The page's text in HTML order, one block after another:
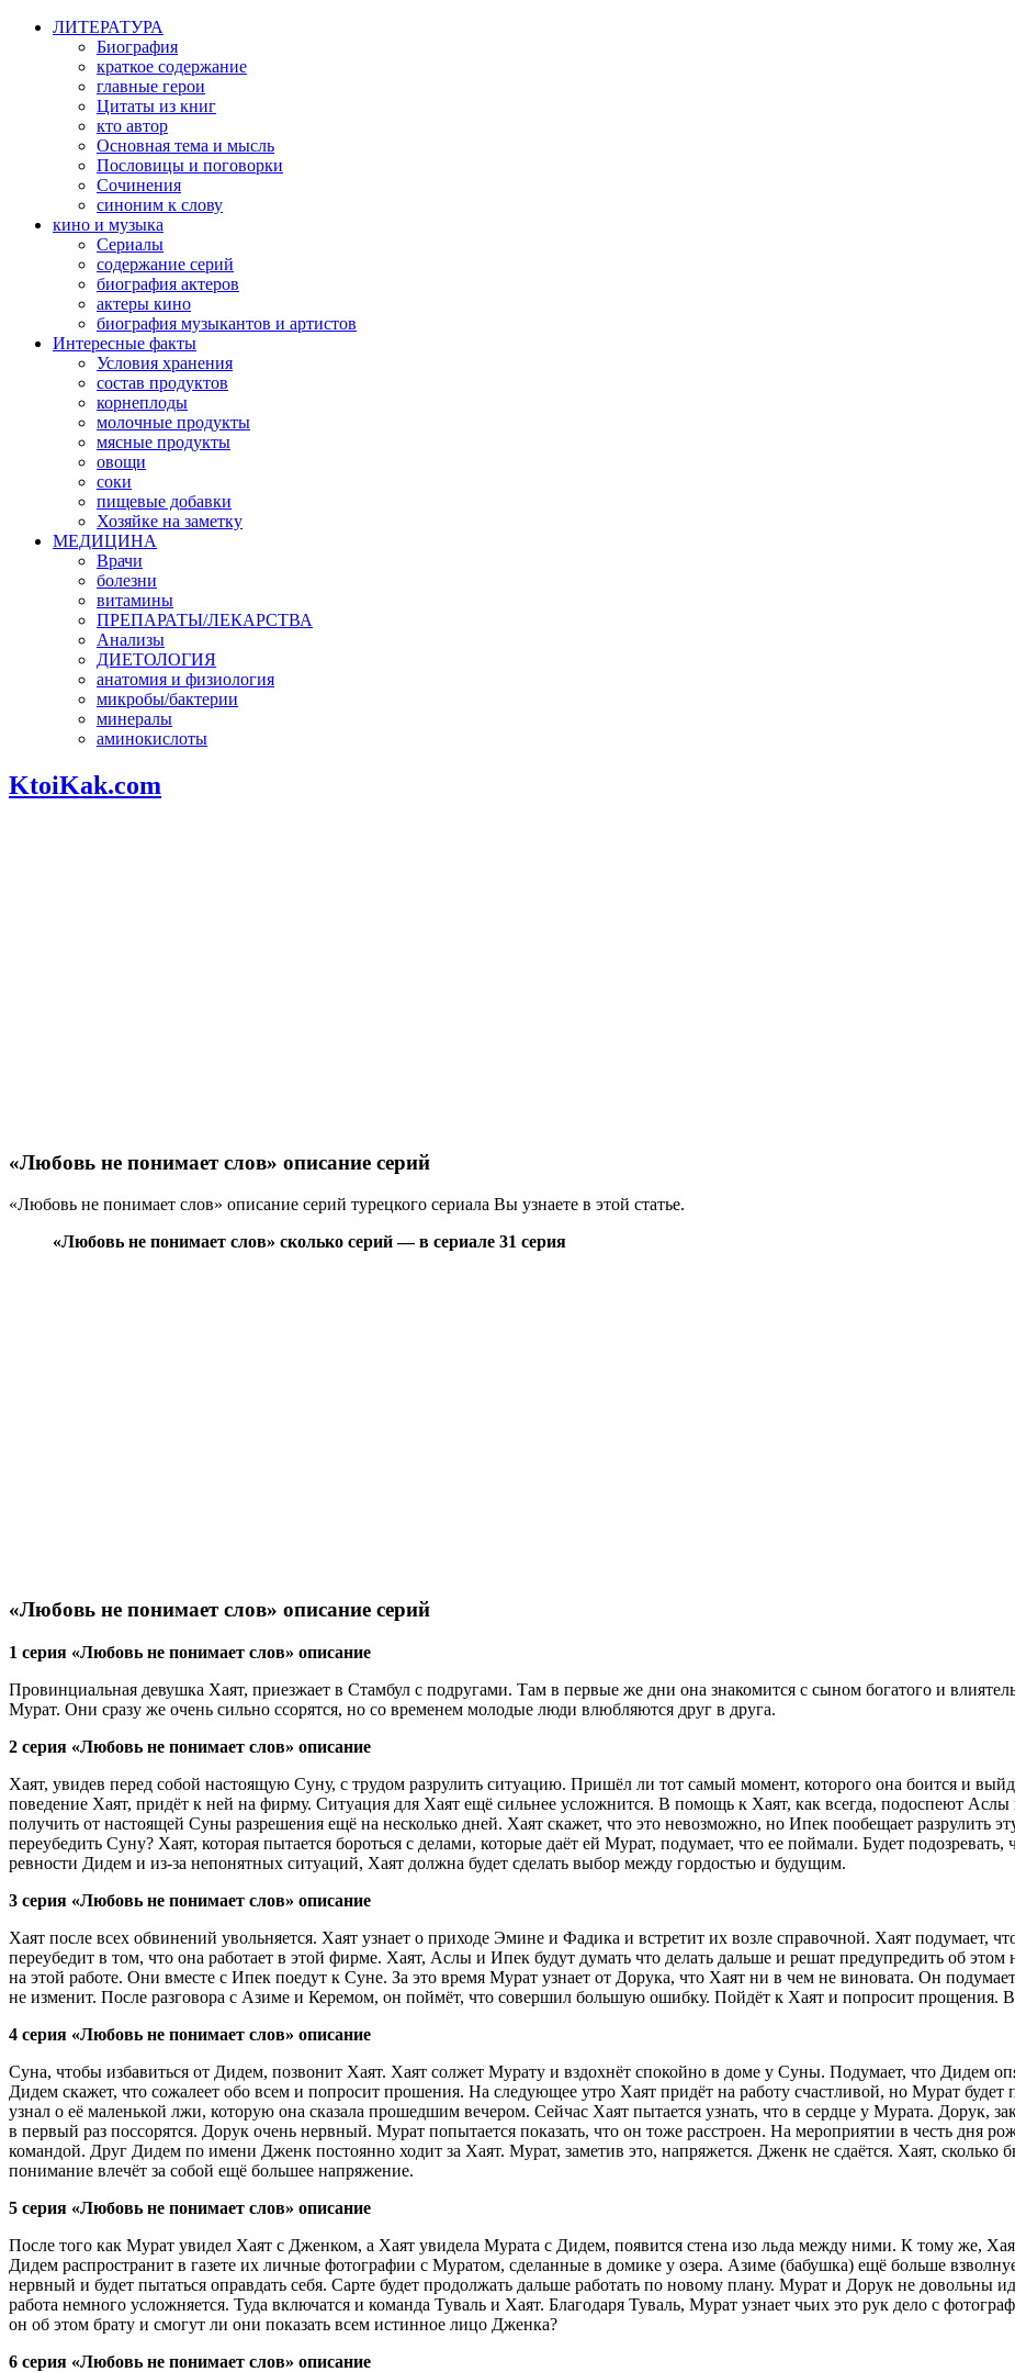
ЛИТЕРАТУРА
Биография
краткое содержание
главные герои
Цитаты из книг
кто автор
Основная тема и мысль
Пословицы и поговорки
Сочинения
синоним к слову
кино и музыка
Сериалы
содержание серий
биография актеров
актеры кино
биография музыкантов и артистов
Интересные факты
Условия хранения
состав продуктов
корнеплоды
молочные продукты
мясные продукты
овощи
соки
пищевые добавки
Хозяйке на заметку
МЕДИЦИНА
Врачи
болезни
витамины
ПРЕПАРАТЫ/ЛЕКАРСТВА
Анализы
ДИЕТОЛОГИЯ
анатомия и физиология
микробы/бактерии
минералы
аминокислоты
KtoiKak.com
«Любовь не понимает слов» описание серий
«Любовь не понимает слов» описание серий турецкого сериала Вы узнаете в этой статье.
«Любовь не понимает слов» сколько серий — в сериале 31 серия
«Любовь не понимает слов» описание серий
1 серия «Любовь не понимает слов» описание
Провинциальная девушка Хаят, приезжает в Стамбул с подругами. Там в первые же дни она знакомится с сыном богатого и
Мурат. Они сразу же очень сильно ссорятся, но со временем молодые люди влюбляются друг в друга.
2 серия «Любовь не понимает слов» описание
Хаят, увидев перед собой настоящую Суну, с трудом разрулить ситуацию. Пришёл ли тот самый момент, которого она боится и
поведение Хаят, придёт к ней на фирму. Ситуация для Хаят ещё сильнее усложнится. В помощь к Хаят, как всегда, подоспеют
получить от настоящей Суны разрешения ещё на несколько дней. Хаят скажет, что это невозможно, но Ипек пообещает
переубедить Суну? Хаят, которая пытается бороться с делами, которые даёт ей Мурат, подумает, что ее поймали. Будет
ревности Дидем и из-за непонятных ситуаций, Хаят должна будет сделать выбор между гордостью и будущим.
3 серия «Любовь не понимает слов» описание
Хаят после всех обвинений увольняется. Хаят узнает о приходе Эмине и Фадика и встретит их возле справочной. Хаят подумает,
переубедит в том, что она работает в этой фирме. Хаят, Аслы и Ипек будут думать что делать дальше и решат предупредить об
на этой работе. Они вместе с Ипек поедут к Суне. За это время Мурат узнает от Дорука, что Хаят ни в чем не виновата. Он
не изменит. После разговора с Азиме и Керемом, он поймёт, что совершил большую ошибку. Пойдёт к Хаят и попросит прощения.
4 серия «Любовь не понимает слов» описание
Суна, чтобы избавиться от Дидем, позвонит Хаят. Хаят солжет Мурату и вздохнёт спокойно в доме у Суны. Подумает, что Дидем
Дидем скажет, что сожалеет обо всем и попросит прошения. На следующее утро Хаят придёт на работу счастливой, но Мурат
узнал о её маленькой лжи, которую она сказала прошедшим вечером. Сейчас Хаят пытается узнать, что в сердце у Мурата. Дорук,
в первый раз поссорятся. Дорук очень нервный. Мурат попытается показать, что он тоже расстроен. На мероприятии в честь дня
командой. Друг Дидем по имени Дженк постоянно ходит за Хаят. Мурат, заметив это, напряжется. Дженк не сдаётся. Хаят, сколько
понимание влечёт за собой ещё большее напряжение.
5 серия «Любовь не понимает слов» описание
После того как Мурат увидел Хаят с Дженком, а Хаят увидела Мурата с Дидем, появится стена изо льда между ними. К тому же,
Дидем распространит в газете их личные фотографии с Муратом, сделанные в домике у озера. Азиме (бабушка) ещё больше
нервный и будет пытаться оправдать себя. Сарте будет продолжать дальше работать по новому плану. Мурат и Дорук не довольны
работа немного усложняется. Туда включатся и команда Туваль и Хаят. Благодаря Туваль, Мурат узнает чьих это рук дело с
он об этом брату и смогут ли они показать всем истинное лицо Дженка?
6 серия «Любовь не понимает слов» описание